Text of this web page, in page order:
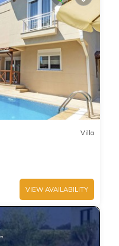
Villa
VIEW AVAILABILITY